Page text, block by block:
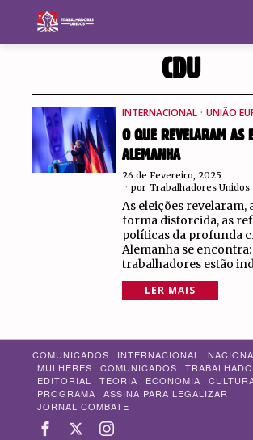
CDU
INTERNACIONAL · UNIÃO
O QUE REVELARAM AS
ALEMANHA
26 de Fevereiro, 2025
por Trabalhadores Unidos
As eleições revelaram,
forma distorcida, as
políticas da profunda
Alemanha se encontra:
trabalhadores estão
LER MAIS
COMUNICADOS INTERNACIONAL
MULHERES
COMUNICADOS
EDITORIAL
TEORIA ECONOMIA
PROGRAMA
ASSINA PARA LEGALIZAR
JORNAL COMBATE